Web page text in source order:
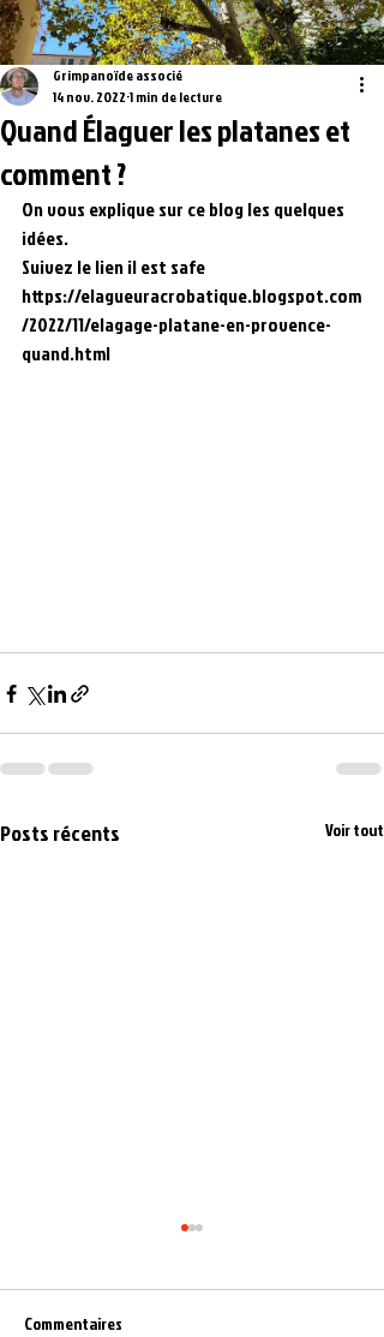
Quand Élaguer les platanes et
comment ?
Grimpanoïde associé
14 nov. 2022 1 min de lecture
On vous explique sur ce blog les quelques
idées.
Suivez le lien il est safe
https://elagueuracrobatique.blogspot.com
/2022/11/elagage-platane-en-provence-
quand.html
Posts récents Voir tout
Commentaires